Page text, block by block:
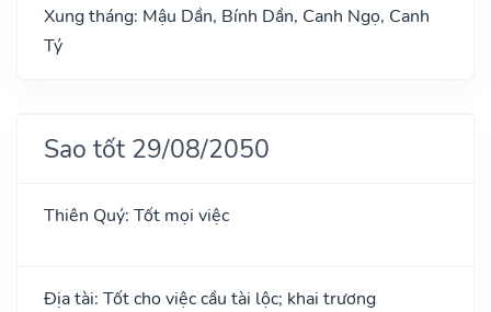
Xung tháng: Mậu Dần, Bính Dần, Canh Ngọ, Canh
Tý
Sao tốt 29/08/2050
Thiên Quý: Tốt mọi việc
Địa tài: Tốt cho việc cầu tài lộc; khai trương